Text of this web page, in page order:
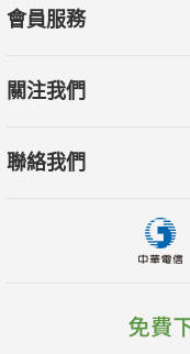
會員服務
關注我們
聯絡我們